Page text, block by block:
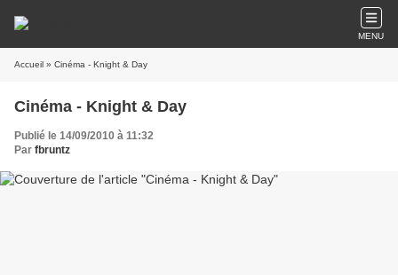
MENU
Accueil » Cinéma - Knight & Day
Cinéma - Knight & Day
Publié le 14/09/2010 à 11:32
Par fbruntz